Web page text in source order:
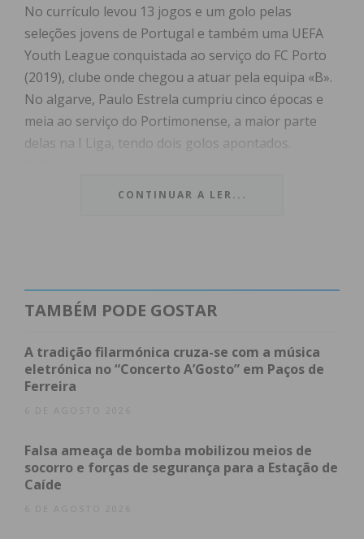
No currículo levou 13 jogos e um golo pelas
seleções jovens de Portugal e também uma UEFA
Youth League conquistada ao serviço do FC Porto
(2019), clube onde chegou a atuar pela equipa «B».
No algarve, Paulo Estrela cumpriu cinco épocas e
meia ao serviço do Portimonense, a maior parte
delas na I Liga, tendo dois golos apontados.
tradições no futebol albanês, ocupa atualmente o
Subscreva a newsletter do
obtenha de forma regular a informação
atualizada.
CONTINUAR A LER...
TAMBÉM PODE GOSTAR
A tradição filarmónica cruza-se com a música
eletrónica no “Concerto A’Gosto” em Paços de
Ferreira
6 DE AGOSTO 2026
Falsa ameaça de bomba mobilizou meios de
socorro e forças de segurança para a Estação de
Caíde
6 DE AGOSTO 2026